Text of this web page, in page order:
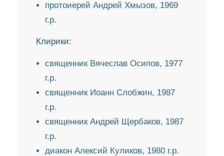
протоиерей Андрей Хмызов, 1969
г.р.
Клирики:
священник Вячеслав Осипов, 1977
г.р.
священник Иоанн Слобжин, 1987
г.р.
священник Андрей Щербаков, 1987
г.р.
диакон Алексий Куликов, 1980 г.р.